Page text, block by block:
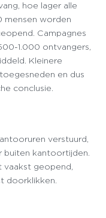
hoe lager alle
mensen worden
Campagnes
1.000 ontvangers,
Kleinere
en dus
conclusie.
verstuurd,
buiten kantoortijden.
vaakst geopend,
doorklikken.